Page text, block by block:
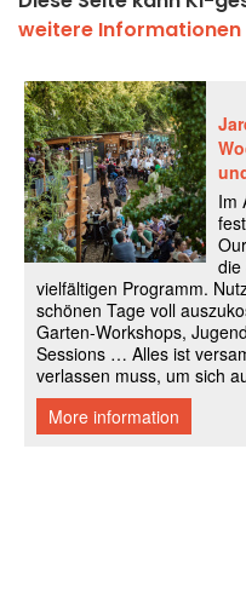
weitere Informationen